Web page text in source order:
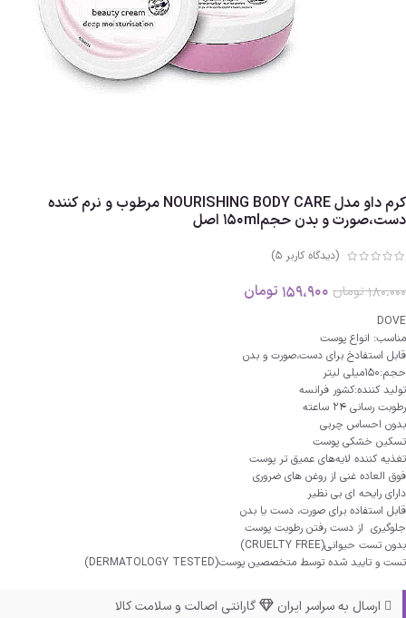
کرم داو مدل NOURISHING BODY CARE مرطوب و نرم کننده
دست،صورت و بدن حجم150ml اصل
(دیدگاه کاربر 5
)
180،000تومان 159،900 تومان
DOVE
مناسب: انواع پوست
قابل استفادخ برای دست،صورت و بدن
حجم:150میلی لیتر
تولید کننده:کشور فرانسه
رطوبت رسانی 24 ساعته
بدون احساس چربی
تسکین خشکی پوست
تغذیه کننده لایه‌های عمیق‌ تر پوست
فوق العاده غنی از روغن های ضروری
دارای رایحه ای بی نظیر
قابل استفاده برای صورت، دست یا بدن
جلوگیری از دست رفتن رطوبت پوست
بدون تست حیوانی(CRUELTY FREE)
تست و تایید شده توسط متخصصین پوست(DERMATOLOGY TESTED)
ارسال به سراسر ایران گارانتی اصالت و سلامت کالا